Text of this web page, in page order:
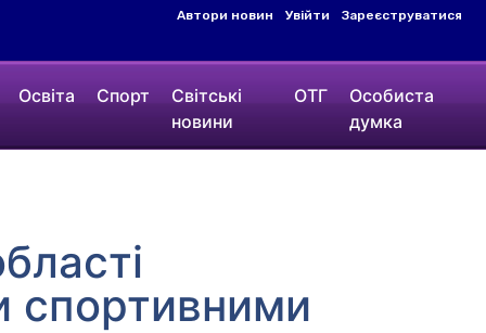
Автори новин Увійти Зареєструватися
Освіта Спорт
Світські
новини
ОТГ
Особиста
думка
спортивними